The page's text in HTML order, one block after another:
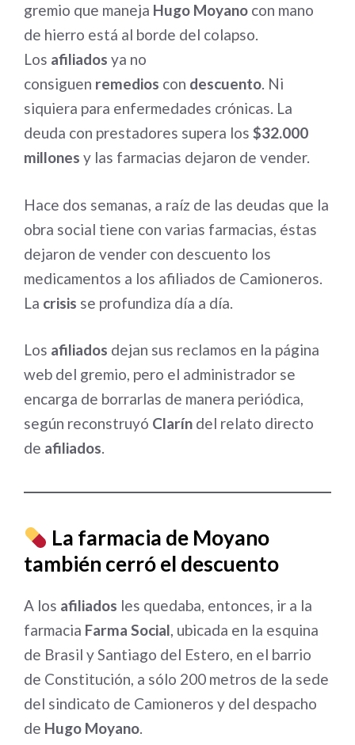
gremio que maneja Hugo Moyano con mano
de hierro está al borde del colapso.
Los afiliados ya no
consiguen remedios con descuento. Ni
siquiera para enfermedades crónicas. La
deuda con prestadores supera los $32.000
millones y las farmacias dejaron de vender.
Hace dos semanas, a raíz de las deudas que la
obra social tiene con varias farmacias, éstas
dejaron de vender con descuento los
medicamentos a los afiliados de Camioneros.
La crisis se profundiza día a día.
Los afiliados dejan sus reclamos en la página
web del gremio, pero el administrador se
encarga de borrarlas de manera periódica,
según reconstruyó Clarín del relato directo
de afiliados.
La farmacia de Moyano
también cerró el descuento
A los afiliados les quedaba, entonces, ir a la
farmacia Farma Social, ubicada en la esquina
de Brasil y Santiago del Estero, en el barrio
de Constitución, a sólo 200 metros de la sede
del sindicato de Camioneros y del despacho
de Hugo Moyano.